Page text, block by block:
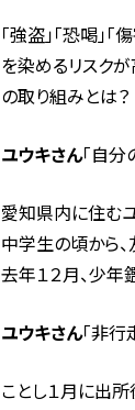
「強盗」「恐喝」
を染めるリスク
の取り組みとは？
ユウキさん「自分
愛知県内に住むユ
中学生の頃から
去年１２月、少年
ユウキさん「非行
ことし１月に出